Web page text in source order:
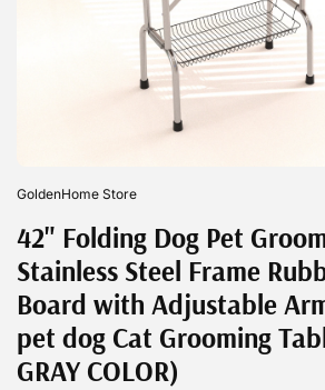
GoldenHome Store
42" Folding Dog Pet
Stainless Steel Frame
Board with Adjustable
pet dog Cat Grooming
GRAY COLOR)